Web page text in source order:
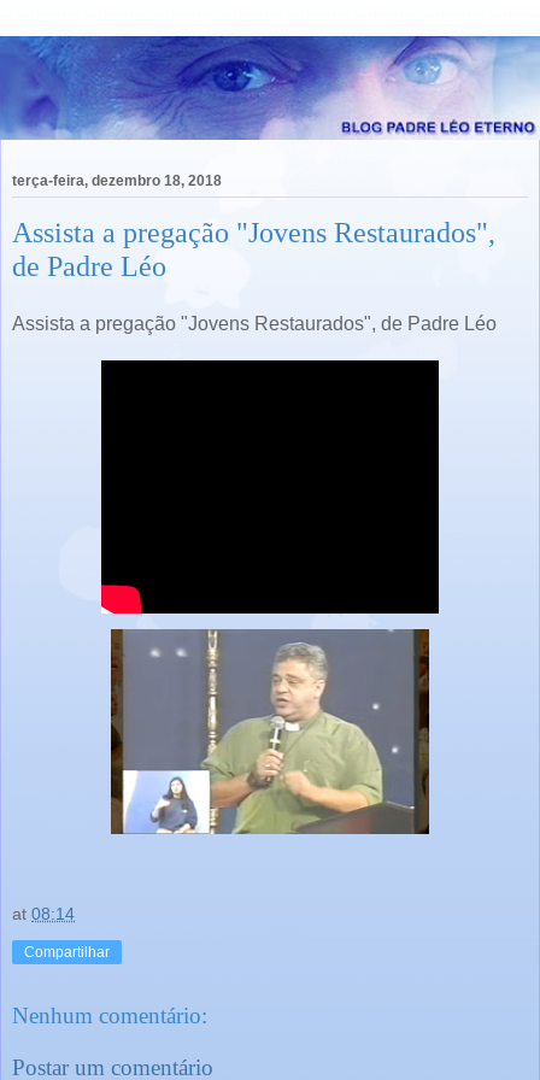
terça-feira, dezembro 18, 2018
Assista a pregação "Jovens Restaurados",
de Padre Léo
Assista a pregação "Jovens Restaurados", de Padre Léo
at 08:14
Compartilhar
Nenhum comentário:
Postar um comentário